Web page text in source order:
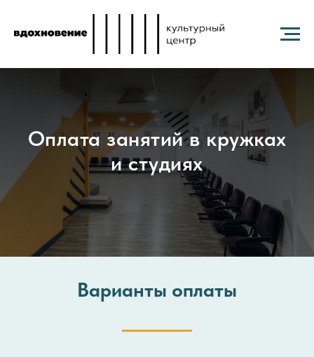
Оплата занятий в кружках
и студиях
Варианты оплаты